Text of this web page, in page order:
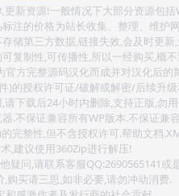
新资源!一般情况下大部分资源包
注的价格为站长收集、整理、维护
储第三方数据,链接失效,会及时更
复制性,可传播性,所以一经购买,概
官方完整源码汉化而成并对汉化后的
)的授权许可证/破解或解密/后续升
下载后24小时内删除,支持正版,勿
.不保证兼容所有WP版本.不保证兼
完整性,但不含授权许可.帮助文档
,建议使用360Zip进行解压!
疑问,请联系客服QQ:2690565141或
买请三思,如非必要,请勿冲动消费.